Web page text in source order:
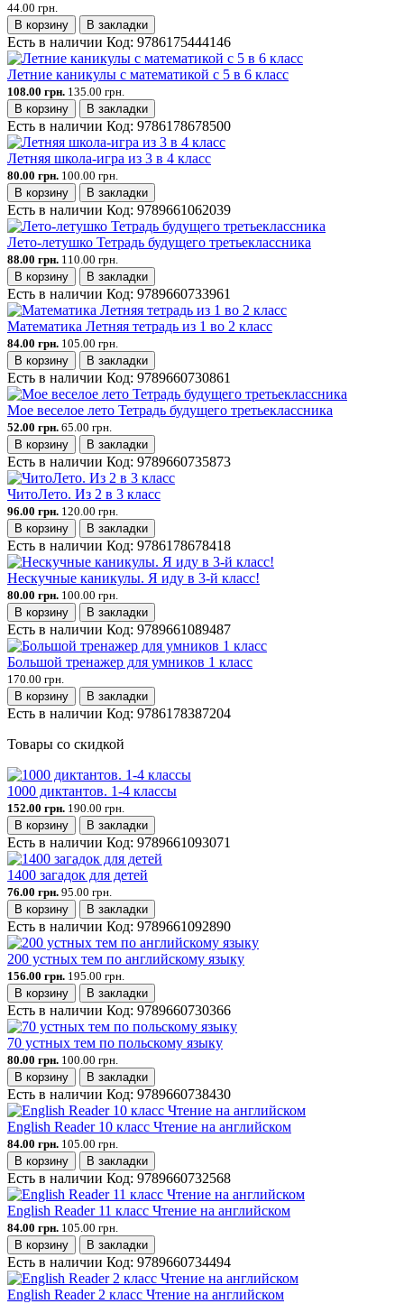
44.00 грн.
В корзину
В закладки
Есть в наличии Код: 9786175444146
Летние каникулы с математикой с 5 в 6 класс
108.00 грн. 135.00 грн.
В корзину
В закладки
Есть в наличии Код: 9786178678500
Летняя школа-игра из 3 в 4 класс
80.00 грн. 100.00 грн.
В корзину
В закладки
Есть в наличии Код: 9789661062039
Лето-летушко Тетрадь будущего третьеклассника
88.00 грн. 110.00 грн.
В корзину
В закладки
Есть в наличии Код: 9789660733961
Математика Летняя тетрадь из 1 во 2 класс
84.00 грн. 105.00 грн.
В корзину
В закладки
Есть в наличии Код: 9789660730861
Мое веселое лето Тетрадь будущего третьеклассника
52.00 грн. 65.00 грн.
В корзину
В закладки
Есть в наличии Код: 9789660735873
ЧитоЛето. Из 2 в 3 класс
96.00 грн. 120.00 грн.
В корзину
В закладки
Есть в наличии Код: 9786178678418
Нескучные каникулы. Я иду в 3-й класс!
80.00 грн. 100.00 грн.
В корзину
В закладки
Есть в наличии Код: 9789661089487
Большой тренажер для умников 1 класс
170.00 грн.
В корзину
В закладки
Есть в наличии Код: 9786178387204
Товары со скидкой
1000 диктантов. 1-4 классы
152.00 грн. 190.00 грн.
В корзину
В закладки
Есть в наличии Код: 9789661093071
1400 загадок для детей
76.00 грн. 95.00 грн.
В корзину
В закладки
Есть в наличии Код: 9789661092890
200 устных тем по английскому языку
156.00 грн. 195.00 грн.
В корзину
В закладки
Есть в наличии Код: 9789660730366
70 устных тем по польскому языку
80.00 грн. 100.00 грн.
В корзину
В закладки
Есть в наличии Код: 9789660738430
English Reader 10 класс Чтение на английском
84.00 грн. 105.00 грн.
В корзину
В закладки
Есть в наличии Код: 9789660732568
English Reader 11 класс Чтение на английском
84.00 грн. 105.00 грн.
В корзину
В закладки
Есть в наличии Код: 9789660734494
English Reader 2 класс Чтение на английском